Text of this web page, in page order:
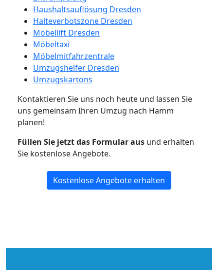
Haushaltsauflösung Dresden
Halteverbotszone Dresden
Möbellift Dresden
Möbeltaxi
Möbelmitfahrzentrale
Umzugshelfer Dresden
Umzugskartons
Kontaktieren Sie uns noch heute und lassen Sie
uns gemeinsam Ihren Umzug nach Hamm
planen!
Füllen Sie jetzt das Formular aus und erhalten
Sie kostenlose Angebote.
Kostenlose Angebote erhalten